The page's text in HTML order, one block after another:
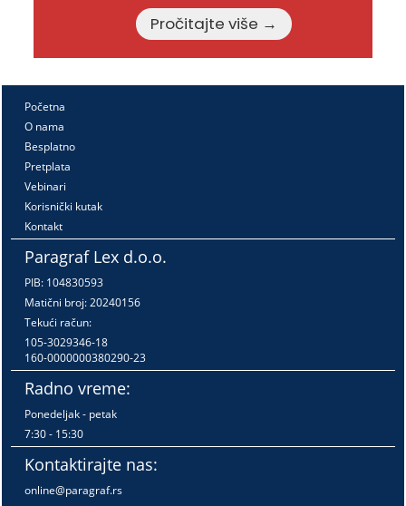
Pročitajte više →
Početna
O nama
Besplatno
Pretplata
Vebinari
Korisnički kutak
Kontakt
Paragraf Lex d.o.o.
PIB: 104830593
Matični broj: 20240156
Tekući račun:
105-3029346-18
160-0000000380290-23
Radno vreme:
Ponedeljak - petak
7:30 - 15:30
Kontaktirajte nas:
online@paragraf.rs